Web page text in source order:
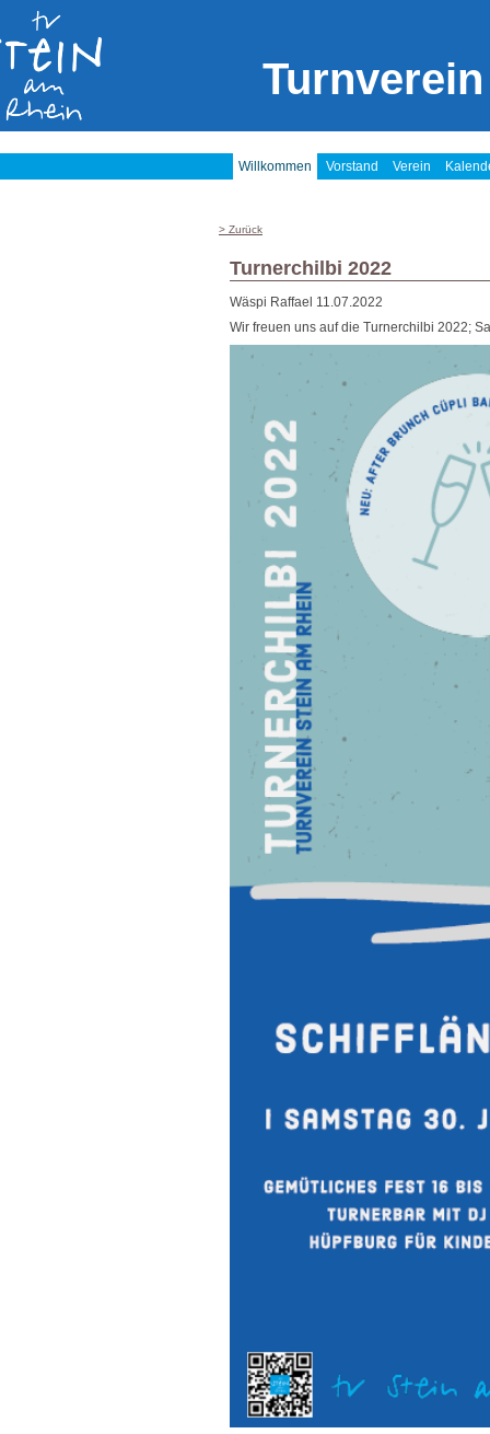
Willkommen Vorstand Verein
> Zurück
Turnerchilbi 2022
Wäspi Raffael 11.07.2022
Wir freuen uns auf die Turnerchilbi 2022;